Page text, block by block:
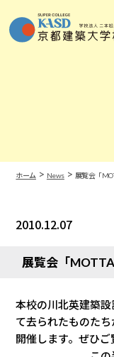
ホーム > News> 展覧会「
2010.12.07
展覧会「
本校の川北英建築
て去られたものた
開催します。ぜひご